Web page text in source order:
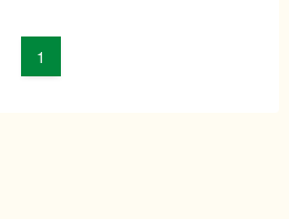
1